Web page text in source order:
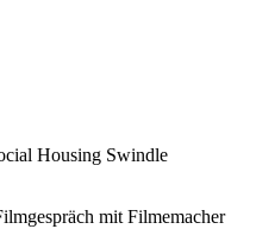
Housing Swindle
mit Filmemacher